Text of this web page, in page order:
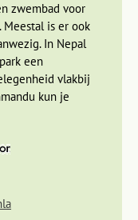
vroeger in alle
families.
Paleis der
met balkons en
voor een koele
Maharadja die door
zonder zelf
tijdens de reis een
mogelijke
zwembad voor
Meestal is er ook
In Nepal
een
vlakbij
kun je